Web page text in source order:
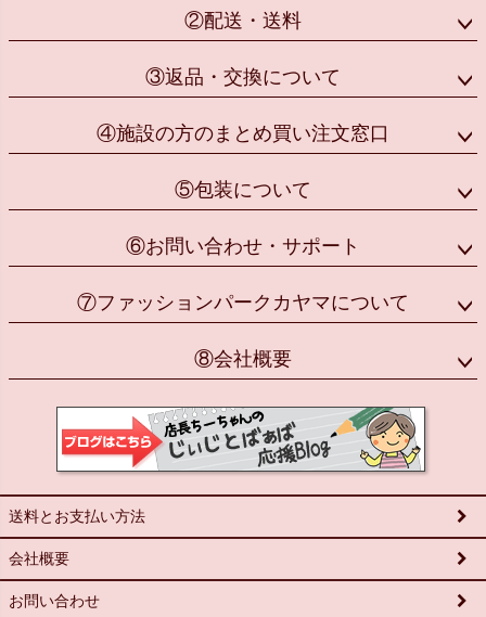
②配送・送料
③返品・交換について
④施設の方のまとめ買い注文窓口
⑤包装について
⑥お問い合わせ・サポート
⑦ファッションパークカヤマについて
⑧会社概要
送料とお支払い方法
会社概要
お問い合わせ